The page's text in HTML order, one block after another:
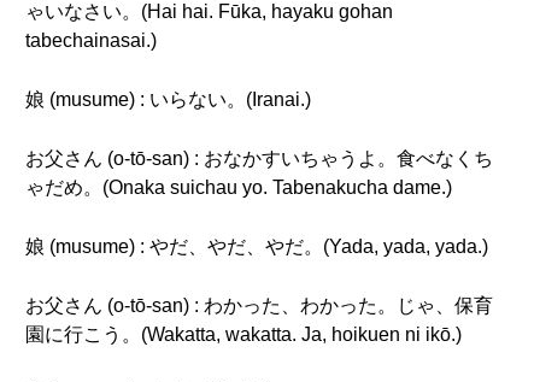
ゃいなさい。(Hai hai. Fūka, hayaku gohan
tabechainasai.)
娘 (musume) : いらない。(Iranai.)
お父さん (o-tō-san) : おなかすいちゃうよ。食べなくち
ゃだめ。(Onaka suichau yo. Tabenakucha dame.)
娘 (musume) : やだ、やだ、やだ。(Yada, yada, yada.)
お父さん (o-tō-san) : わかった、わかった。じゃ、保育
園に行こう。(Wakatta, wakatta. Ja, hoikuen ni ikō.)